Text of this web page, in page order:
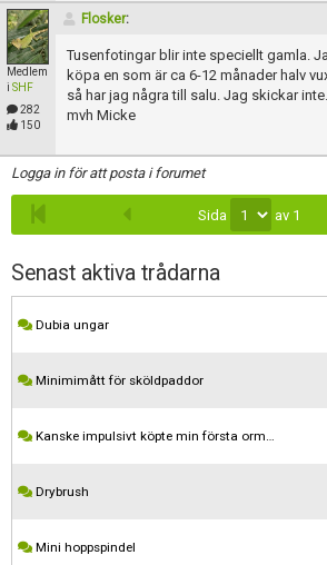
Medlem
i SHF
282
150
Flosker:
Tusenfotingar blir inte speciellt gamla.
köpa en som är ca 6-12 månader halv
så har jag några till salu. Jag skickar inte.
mvh Micke
Logga in för att posta i forumet
Sida av 1
Senast aktiva trådarna
Dubia ungar
Minimimått för sköldpaddor
Kanske impulsivt köpte min första orm…
Drybrush
Mini hoppspindel